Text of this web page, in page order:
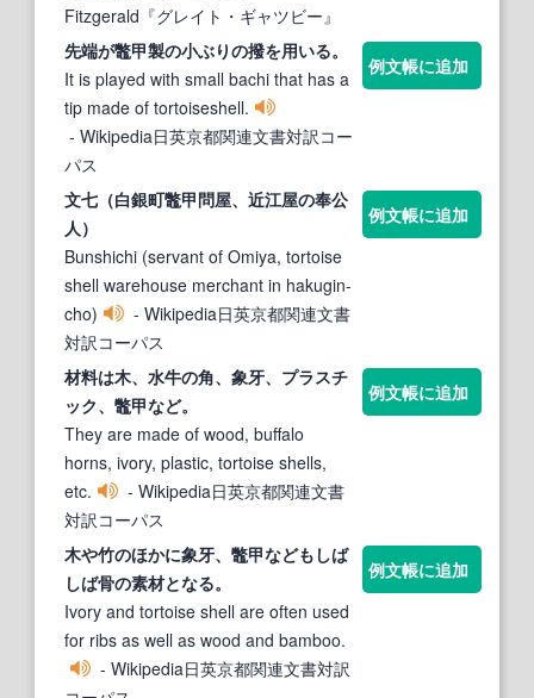
Fitzgerald『グレイト・ギャツビー』
先端が鼈甲製の小ぶりの撥を用いる。
It is played with small bachi that has a
tip made of tortoiseshell.
- Wikipedia日英京都関連文書対訳コー
パス
例文帳に追加
文七（白銀町鼈甲問屋、近江屋の奉公
人）
Bunshichi (servant of Omiya, tortoise
shell warehouse merchant in hakugin-
cho)
- Wikipedia日英京都関連文書
対訳コーパス
例文帳に追加
材料は木、水牛の角、象牙、プラスチ
ック、 鼈甲など。
They are made of wood, buffalo
horns, ivory, plastic, tortoise shells,
etc.
- Wikipedia日英京都関連文書
対訳コーパス
例文帳に追加
木や竹のほかに象牙、 鼈甲などもしば
しば骨の素材となる。
Ivory and tortoise shell are often used
for ribs as well as wood and bamboo.
- Wikipedia日英京都関連文書対訳
例文帳に追加